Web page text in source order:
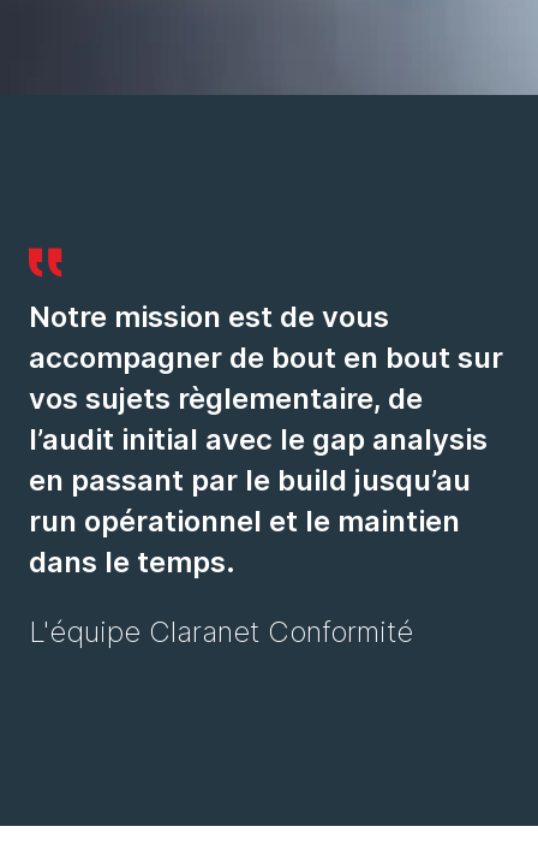
Notre mission est de vous
accompagner de bout en bout sur
vos sujets règlementaire, de
l’audit initial avec le gap analysis
en passant par le build jusqu’au
run opérationnel et le maintien
dans le temps.
L'équipe Claranet Conformité